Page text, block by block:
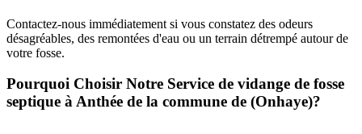
Contactez-nous immédiatement si vous constatez des odeurs
désagréables, des remontées d'eau ou un terrain détrempé autour de
votre fosse.
Pourquoi Choisir Notre Service de vidange de fosse
septique à Anthée de la commune de (Onhaye)?